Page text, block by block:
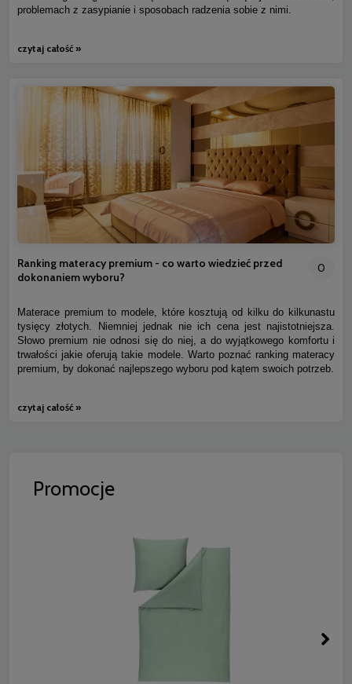
problemach z zasypianie i sposobach radzenia sobie z nimi.
czytaj całość »
Ranking materacy premium - co warto wiedzieć przed
dokonaniem wyboru?
0
Materace premium to modele, które kosztują od kilku do kilkunastu
tysięcy złotych. Niemniej jednak nie ich cena jest najistotniejsza.
Słowo premium nie odnosi się do niej, a do wyjątkowego komfortu i
trwałości jakie oferują takie modele. Warto poznać ranking materacy
premium, by dokonać najlepszego wyboru pod kątem swoich potrzeb.
czytaj całość »
Promocje